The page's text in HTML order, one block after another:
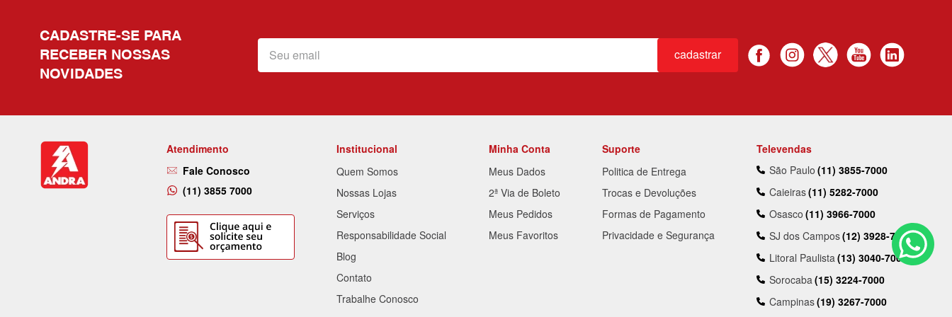
CADASTRE-SE PARA
RECEBER NOSSAS
NOVIDADES
cadastrar
Atendimento
Fale Conosco
(11) 3855 7000
Institucional
Quem Somos
Nossas Lojas
Serviços
Responsabilidade Social
Blog
Contato
Trabalhe Conosco
Minha Conta
Meus Dados
2ª Via de Boleto
Meus Pedidos
Meus Favoritos
Suporte
Politica de Entrega
Trocas e Devoluções
Formas de Pagamento
Privacidade e Segurança
Televendas
São Paulo (11) 3855-7000
Caieiras(11) 5282-7000
Osasco (11) 3966-7000
SJ dos Campos(12) 3928-7000
Litoral Paulista(13) 3040-7000
Sorocaba(15) 3224-7000
Campinas(19) 3267-7000